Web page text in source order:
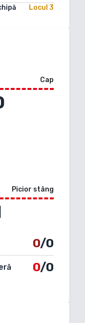
Locul 3
Cap
Picior stâng
0/0
0/0